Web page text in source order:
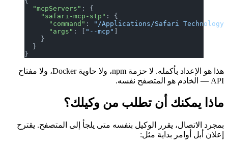
  "mcpServers"
: {
    "safari-mcp-stp"
: {
      "command"
: "/Applications/Safari
      "args"
: [ "--mcp"
    }
  }
هذا هو الإعداد بأكمله. لا حزمة npm، ولا حاوية Docker، ولا مفتاح
API — الخادم هو المتصفح نفسه.
ماذا يمكنك أن تطلب من وكيلك؟
بمجرد الاتصال، يقرر الوكيل بنفسه متى يلجأ إلى المتصفح. يقترح
إعلان أبل أوامر بداية مثل: